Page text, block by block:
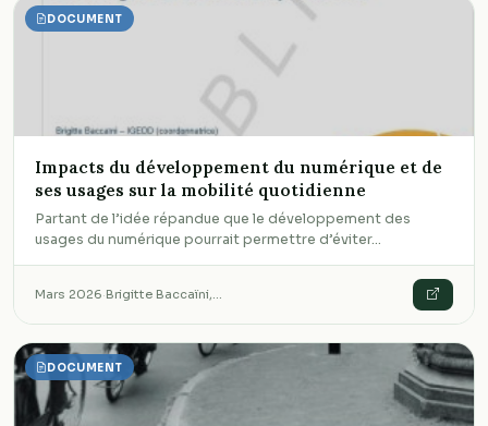
DOCUMENT
Impacts du développement du numérique et de
ses usages sur la mobilité quotidienne
Partant de l’idée répandue que le développement des
usages du numérique pourrait permettre d’éviter…
Mars 2026·Brigitte Baccaïni,…
DOCUMENT